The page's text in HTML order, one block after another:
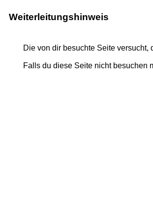
Weiterleitungshinweis
Die von dir besuchte Seite versucht,
Falls du diese Seite nicht besuchen